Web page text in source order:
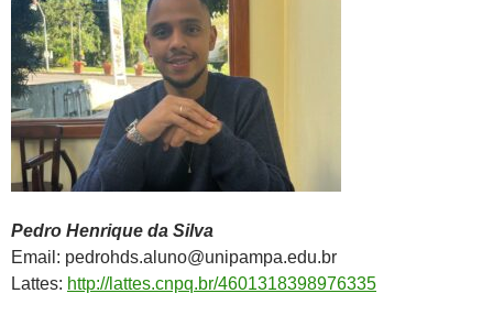
Pedro Henrique da Silva
Email: pedrohds.aluno@unipampa.edu.br
Lattes: http://lattes.cnpq.br/4601318398976335